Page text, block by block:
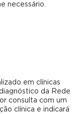
necessário.
em clínicas
da Rede
consulta com um
clínica e indicará